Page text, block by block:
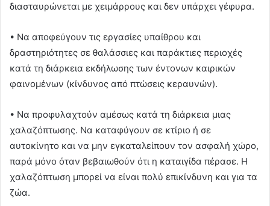
διασταυρώνεται με χειμάρρους και δεν υπάρχει γέφυρα.
• Να αποφεύγουν τις εργασίες υπαίθρου και
δραστηριότητες σε θαλάσσιες και παράκτιες περιοχές
κατά τη διάρκεια εκδήλωσης των έντονων καιρικών
φαινομένων (κίνδυνος από πτώσεις κεραυνών).
• Να προφυλαχτούν αμέσως κατά τη διάρκεια μιας
χαλαζόπτωσης. Να καταφύγουν σε κτίριο ή σε
αυτοκίνητο και να μην εγκαταλείπουν τον ασφαλή χώρο,
παρά μόνο όταν βεβαιωθούν ότι η καταιγίδα πέρασε. Η
χαλαζόπτωση μπορεί να είναι πολύ επικίνδυνη και για τα
ζώα.